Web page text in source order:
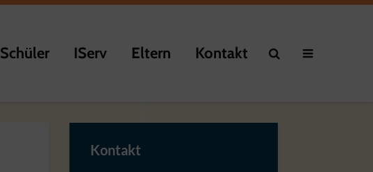
Schüler IServ Eltern Kontakt
Kontakt